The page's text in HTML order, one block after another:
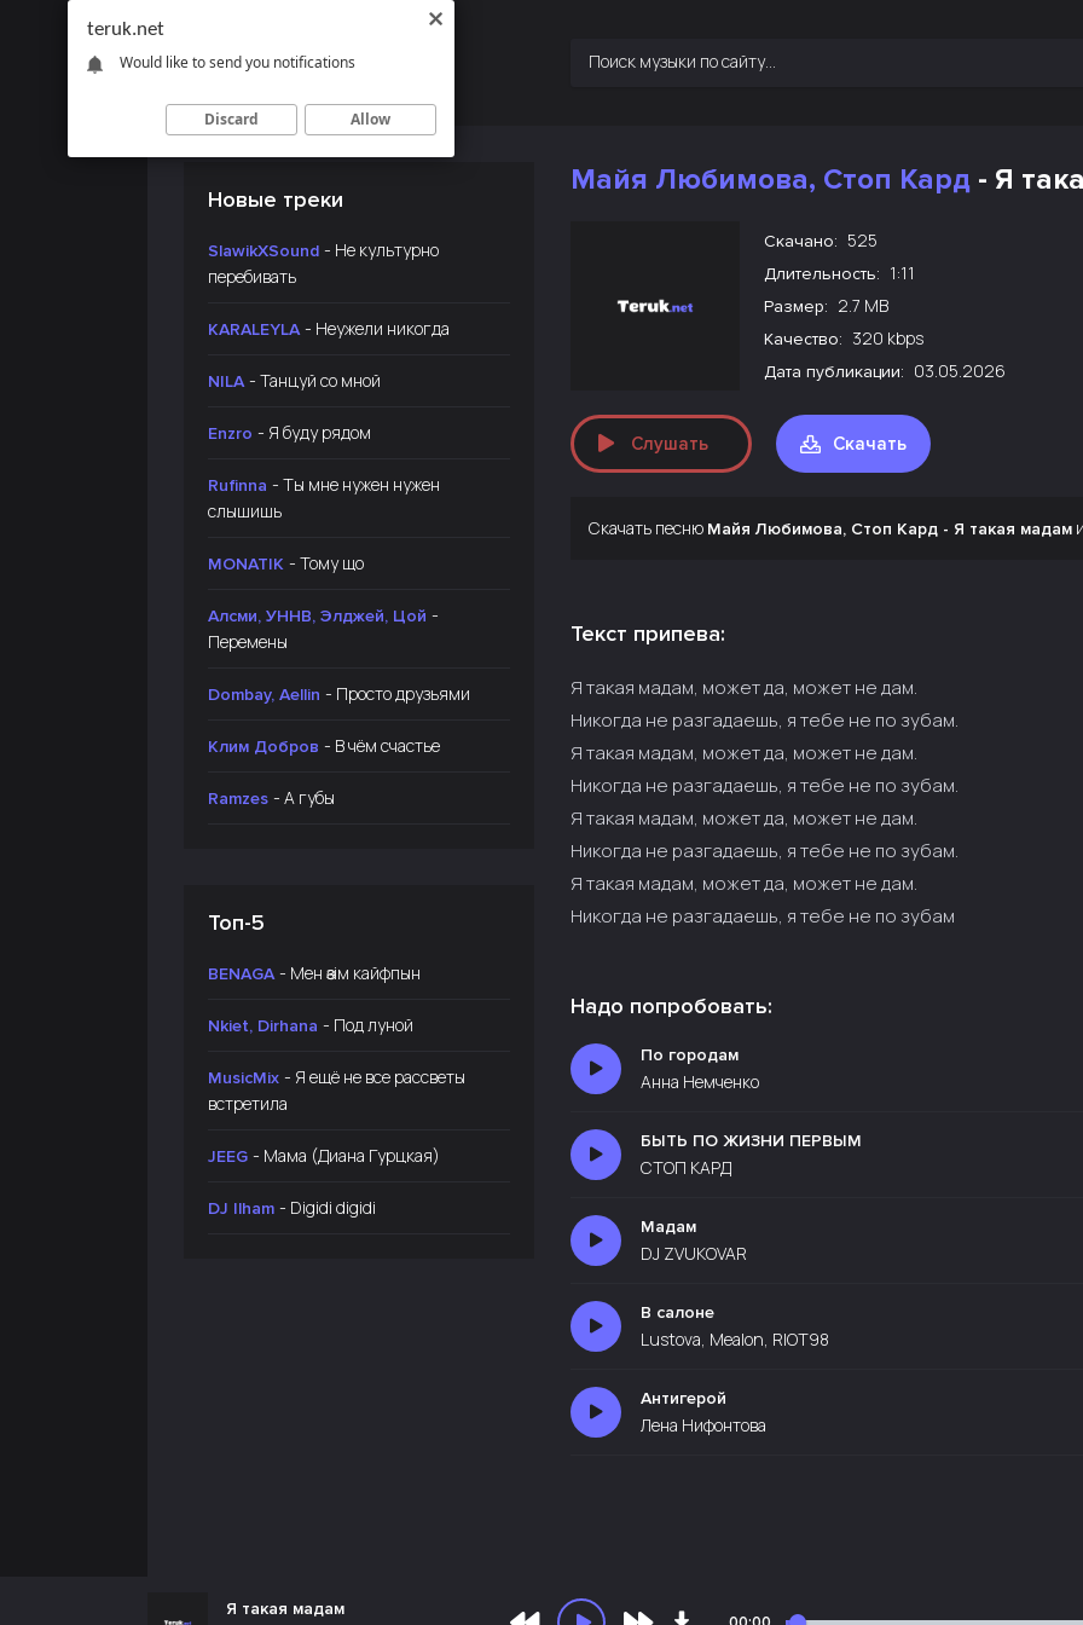
Новые треки
SlawikXSound - Не культурно
перебивать
KARALEYLA - Неужели никогда
NILA - Танцуй со мной
Enzro - Я буду рядом
Rufinna - Ты мне нужен нужен
слышишь
MONATIK - Тому що
Алсми, УННВ, Элджей, Цой -
Перемены
Dombay, Aellin - Просто друзьями
Клим Добров - В чём счастье
Ramzes - А губы
Топ-5
BENAGA - Мен өзім кайфпын
Nkiet, Dirhana - Под луной
MusicMix - Я ещё не все рассветы
встретила
JEEG - Мама (Диана Гурцкая)
DJ Ilham - Digidi digidi
Майя Любимова, Стоп Кард - Я
Скачано: 525
Длительность: 1:11
Размер: 2.7 MB
Качество: 320 kbps
Дата публикации: 03.05.2026
Слушать Скачать
Скачать песню Майя Любимова, Стоп Кард - Я такая мадам
Текст припева:
Я такая мадам, может да, может не дам.
Никогда не разгадаешь, я тебе не по зубам.
Я такая мадам, может да, может не дам.
Никогда не разгадаешь, я тебе не по зубам.
Я такая мадам, может да, может не дам.
Никогда не разгадаешь, я тебе не по зубам.
Я такая мадам, может да, может не дам.
Никогда не разгадаешь, я тебе не по зубам
Надо попробовать:
По городам
Анна Немченко
БЫТЬ ПО ЖИЗНИ ПЕРВЫМ
СТОП КАРД
Мадам
DJ ZVUKOVAR
В салоне
Lustova, Mealon, RIOT98
Антигерой
Лена Нифонтова
Я такая мадам
teruk.net
Would like to send you notifications
Discard Allow